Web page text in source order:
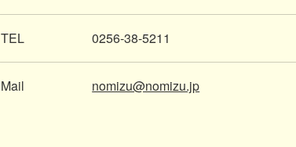
TEL 0256-38-5211
Mail nomizu@nomizu.jp